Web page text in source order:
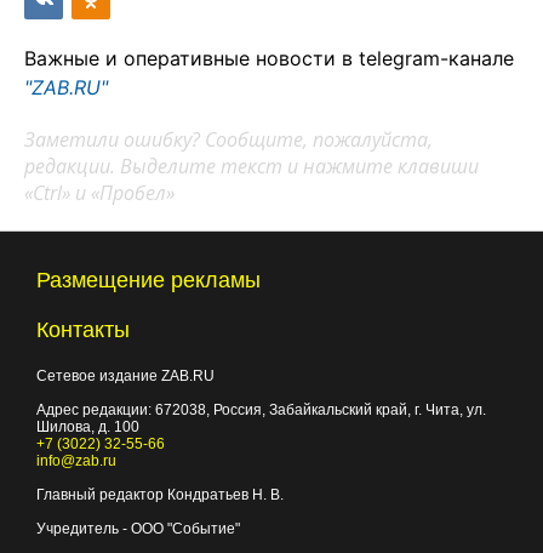
Важные и оперативные новости в telegram-канале
"ZAB.RU"
Заметили ошибку? Сообщите, пожалуйста,
редакции. Выделите текст и нажмите клавиши
«Ctrl» и «Пробел»
Размещение рекламы
Контакты
Сетевое издание ZAB.RU
Адрес редакции: 672038, Россия, Забайкальский край, г. Чита, ул.
Шилова, д. 100
+7 (3022) 32-55-66
info@zab.ru
Главный редактор Кондратьев Н. В.
Учредитель - ООО "Событие"